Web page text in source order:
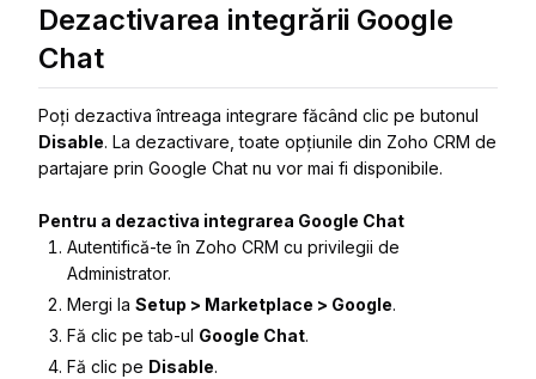
Dezactivarea integrării Google
Chat
Poți dezactiva întreaga integrare făcând clic pe butonul
Disable. La dezactivare, toate opțiunile din Zoho CRM de
partajare prin Google Chat nu vor mai fi disponibile.
Pentru a dezactiva integrarea Google Chat
Autentifică-te în Zoho CRM cu privilegii de
Administrator.
Mergi la Setup > Marketplace > Google.
Fă clic pe tab-ul Google Chat.
Fă clic pe Disable.